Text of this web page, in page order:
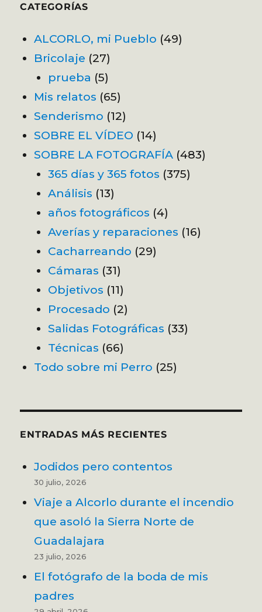
CATEGORÍAS
ALCORLO, mi Pueblo (49)
Bricolaje (27)
prueba (5)
Mis relatos (65)
Senderismo (12)
SOBRE EL VÍDEO (14)
SOBRE LA FOTOGRAFÍA (483)
365 días y 365 fotos (375)
Análisis (13)
años fotográficos (4)
Averías y reparaciones (16)
Cacharreando (29)
Cámaras (31)
Objetivos (11)
Procesado (2)
Salidas Fotográficas (33)
Técnicas (66)
Todo sobre mi Perro (25)
ENTRADAS MÁS RECIENTES
Jodidos pero contentos
30 julio, 2026
Viaje a Alcorlo durante el incendio
que asoló la Sierra Norte de
Guadalajara
23 julio, 2026
El fotógrafo de la boda de mis
padres